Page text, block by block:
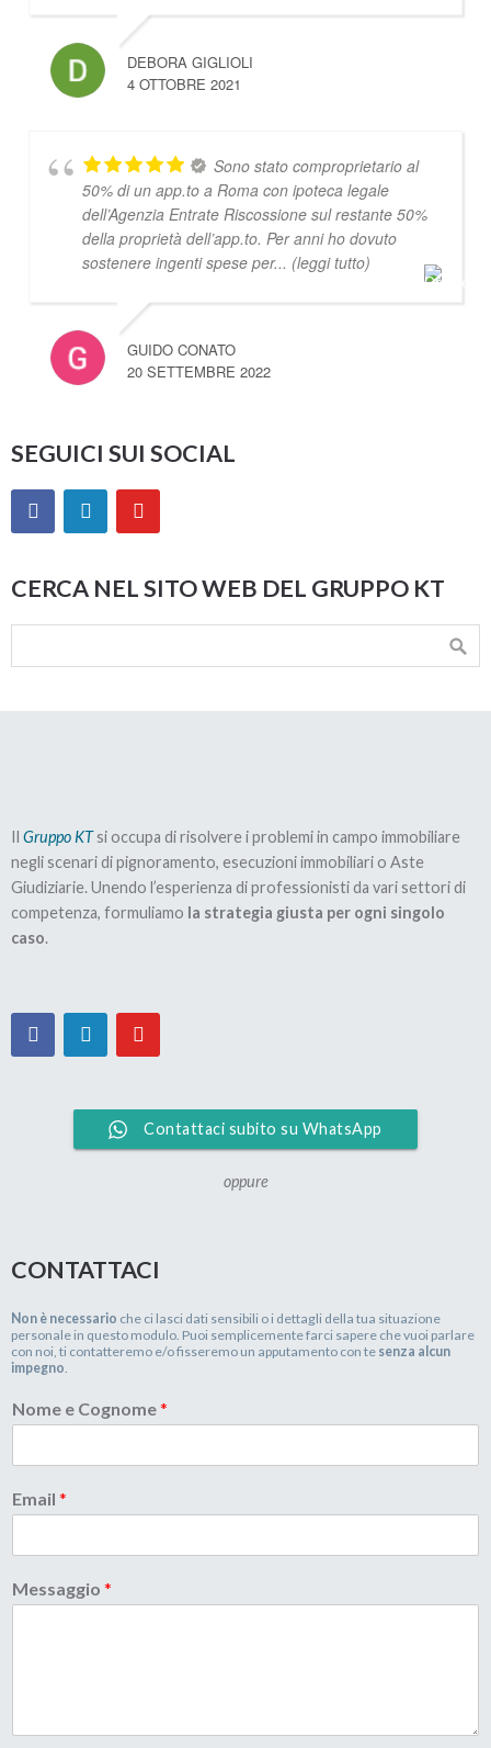
DEBORA GIGLIOLI
4 OTTOBRE 2021
Sono stato comproprietario al
50% di un app.to a Roma con ipoteca legale
dell’Agenzia Entrate Riscossione sul restante 50%
della proprietà dell’app.to. Per anni ho dovuto
sostenere ingenti spese per... (leggi tutto)
GUIDO CONATO
20 SETTEMBRE 2022
SEGUICI SUI SOCIAL
CERCA NEL SITO WEB DEL GRUPPO KT
Il Gruppo KTsi occupa di risolvere i problemi in campo immobiliare
negli scenari di pignoramento, esecuzioni immobiliari o Aste
Giudiziarie. Unendo l’esperienza di professionisti da vari settori di
competenza, formuliamo la strategia giusta per ogni singolo
caso.
Contattaci subito su WhatsApp
oppure
CONTATTACI
Non è necessario che ci lasci dati sensibili o i dettagli della tua situazione
personale in questo modulo. Puoi semplicemente farci sapere che vuoi parlare
con noi, ti contatteremo e/o fisseremo un apputamento con te senza alcun
impegno
Nome e Cognome*
Email *
Messaggio *